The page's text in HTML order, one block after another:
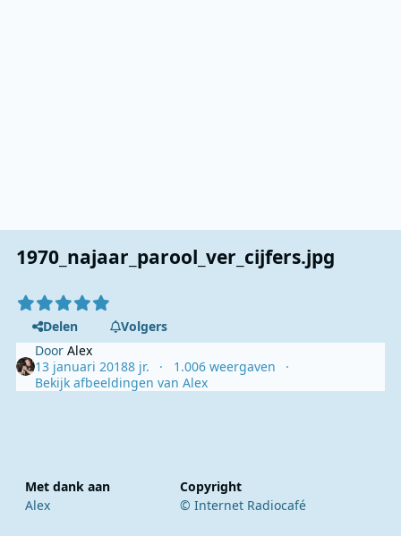
1970_najaar_parool_ver_cijfers.jpg
Delen
Volgers
DoorAlex
13 januari 20188 jr.
1.006 weergaven
Bekijk afbeeldingen van Alex
Met dank aan
Alex
Copyright
© Internet Radiocafé